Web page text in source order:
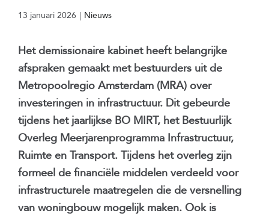
13 januari 2026 | Nieuws
Het demissionaire kabinet heeft belangrijke
afspraken gemaakt met bestuurders uit de
Metropoolregio Amsterdam (MRA) over
investeringen in infrastructuur. Dit gebeurde
tijdens het jaarlijkse BO MIRT, het Bestuurlijk
Overleg Meerjarenprogramma Infrastructuur,
Ruimte en Transport. Tijdens het overleg zijn
formeel de financiële middelen verdeeld voor
infrastructurele maatregelen die de versnelling
van woningbouw mogelijk maken. Ook is